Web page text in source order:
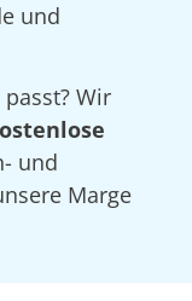
und
Wir
und
Marge